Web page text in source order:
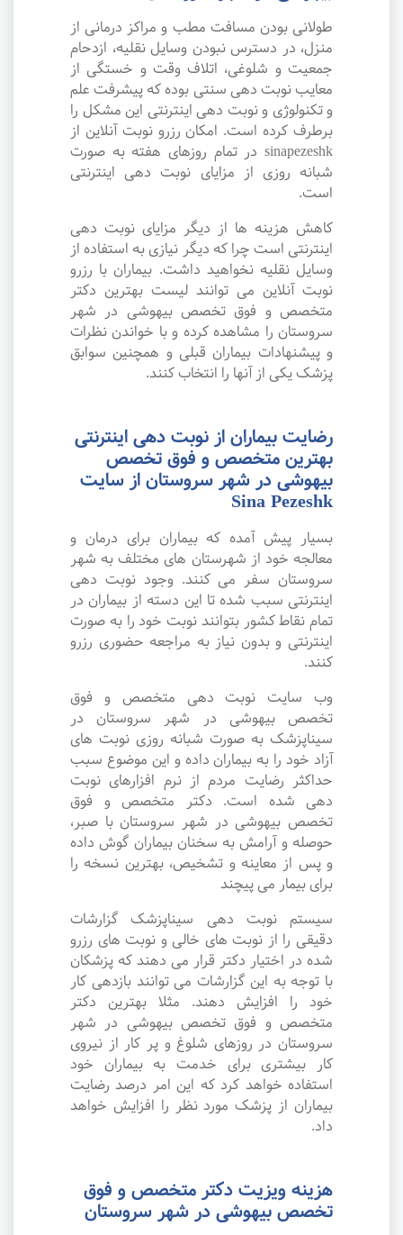
طولانی بودن مسافت مطب و مراکز درمانی از
منزل، در دسترس نبودن وسایل نقلیه، ازدحام
جمعیت و شلوغی، اتلاف وقت و خستگی از
معایب نوبت دهی سنتی بوده که پیشرفت علم
و تکنولوژی و نوبت دهی اینترنتی این مشکل را
برطرف کرده است. امکان رزرو نوبت آنلاین از
sinapezeshk در تمام روزهای هفته به صورت
شبانه روزی از مزایای نوبت دهی اینترنتی
است.
کاهش هزینه ها از دیگر مزایای نوبت دهی
اینترنتی است چرا که دیگر نیازی به استفاده از
وسایل نقلیه نخواهید داشت. بیماران با رزرو
نوبت آنلاین می توانند لیست بهترین دکتر
متخصص و فوق تخصص بیهوشی در شهر
سروستان را مشاهده کرده و با خواندن نظرات
و پیشنهادات بیماران قبلی و همچنین سوابق
پزشک یکی از آنها را انتخاب کنند.
رضایت بیماران از نوبت دهی اینترنتی
بهترین متخصص و فوق تخصص
بیهوشی در شهر سروستان از سایت
Sina Pezeshk
بسیار پیش آمده که بیماران برای درمان و
معالجه خود از شهرستان های مختلف به شهر
سروستان سفر می کنند. وجود نوبت دهی
اینترنتی سبب شده تا این دسته از بیماران در
تمام نقاط کشور بتوانند نوبت خود را به صورت
اینترنتی و بدون نیاز به مراجعه حضوری رزرو
کنند.
وب سایت نوبت دهی متخصص و فوق
تخصص بیهوشی در شهر سروستان در
سیناپزشک به صورت شبانه روزی نوبت های
آزاد خود را به بیماران داده و این موضوع سبب
حداکثر رضایت مردم از نرم افزارهای نوبت
دهی شده است. دکتر متخصص و فوق
تخصص بیهوشی در شهر سروستان با صبر،
حوصله و آرامش به سخنان بیماران گوش داده
و پس از معاینه و تشخیص، بهترین نسخه را
برای بیمار می پیچند
سیستم نوبت دهی سیناپزشک گزارشات
دقیقی را از نوبت های خالی و نوبت های رزرو
شده در اختیار دکتر قرار می دهند که پزشکان
با توجه به این گزارشات می توانند بازدهی کار
خود را افزایش دهند. مثلا بهترین دکتر
متخصص و فوق تخصص بیهوشی در شهر
سروستان در روزهای شلوغ و پر کار از نیروی
کار بیشتری برای خدمت به بیماران خود
استفاده خواهد کرد که این امر درصد رضایت
بیماران از پزشک مورد نظر را افزایش خواهد
داد.
هزینه ویزیت دکتر متخصص و فوق
تخصص بیهوشی در شهر سروستان